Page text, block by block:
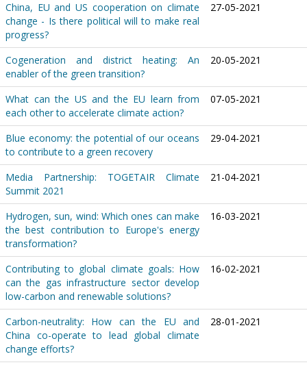
China, EU and US cooperation on climate
change - Is there political will to make real
progress?
27-05-2021
Cogeneration and district heating: An
enabler of the green transition?
20-05-2021
What can the US and the EU learn from
each other to accelerate climate action?
07-05-2021
Blue economy: the potential of our oceans
to contribute to a green recovery
29-04-2021
Media Partnership: TOGETAIR Climate
Summit 2021
21-04-2021
Hydrogen, sun, wind: Which ones can make
the best contribution to Europe's energy
transformation?
16-03-2021
Contributing to global climate goals: How
can the gas infrastructure sector develop
low-carbon and renewable solutions?
16-02-2021
Carbon-neutrality: How can the EU and
China co-operate to lead global climate
change efforts?
28-01-2021